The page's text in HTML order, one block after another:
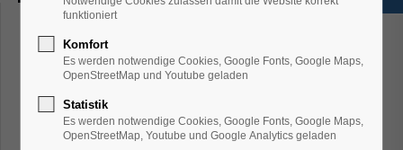
Teambuilding in Kroatien
Kurzausflug:Besichtigung der
Tropfsteinhöhle "Feštinsko
kraljevstvo"
funktioniert
Komfort
Es werden notwendige Cookies, Google Fonts, Google Maps,
OpenStreetMap und Youtube geladen
Statistik
Es werden notwendige Cookies, Google Fonts, Google Maps,
OpenStreetMap, Youtube und Google Analytics geladen